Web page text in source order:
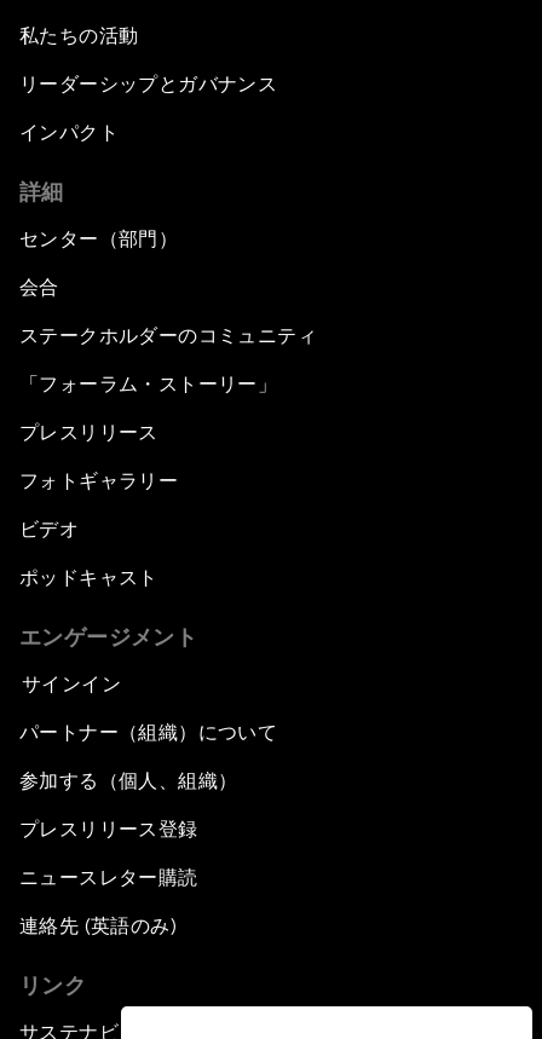
私たちの活動
リーダーシップとガバナンス
インパクト
詳細
センター（部門）
会合
ステークホルダーのコミュニティ
「フォーラム・ストーリー」
プレスリリース
フォトギャラリー
ビデオ
ポッドキャスト
エンゲージメント
サインイン
パートナー（組織）について
参加する（個人、組織）
プレスリリース登録
ニュースレター購読
連絡先 (英語のみ)
リンク
サステナビリティへの取り組み